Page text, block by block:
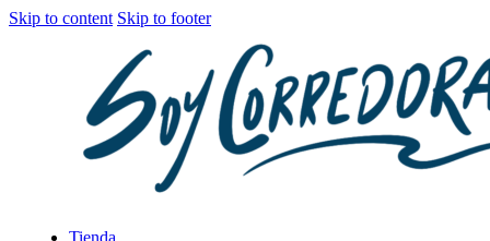
Skip to content Skip to footer
Tienda